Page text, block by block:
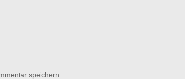
speichern.